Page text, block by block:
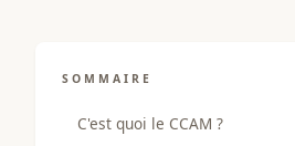
SOMMAIRE
C'est quoi le CCAM ?